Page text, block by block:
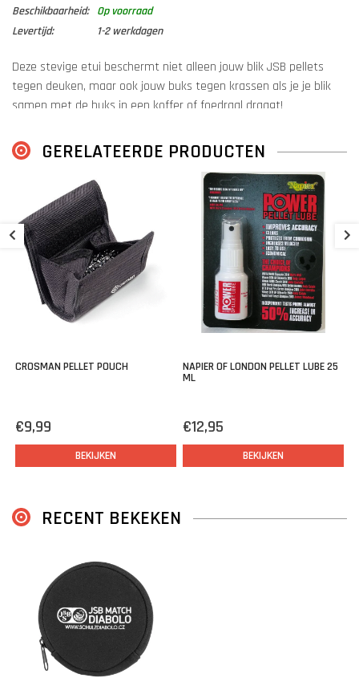
Beschikbaarheid:
Op voorraad
Levertijd:
1-2 werkdagen
Deze stevige etui beschermt niet alleen jouw blik JSB pellets
tegen deuken, maar ook jouw buks tegen krassen als je je blik
samen met de buks in een koffer of foedraal draagt!
stuks, .30 150 stuks)
GERELATEERDE PRODUCTEN
CROSMAN PELLET POUCH
€9,99
BEKIJKEN
NAPIER OF LONDON PELLET LUBE 25
ML
€12,95
BEKIJKEN
RECENT BEKEKEN